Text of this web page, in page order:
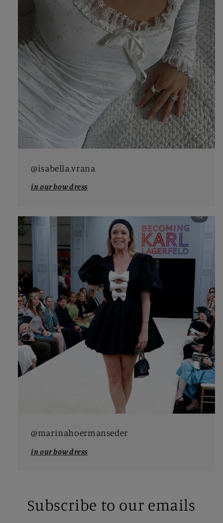
@isabella.vrana
in our bow dress
@marinahoermanseder
in our bow dress
Subscribe to our emails